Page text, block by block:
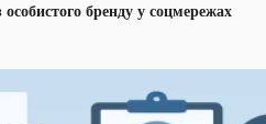
особистого бренду у соцмережах